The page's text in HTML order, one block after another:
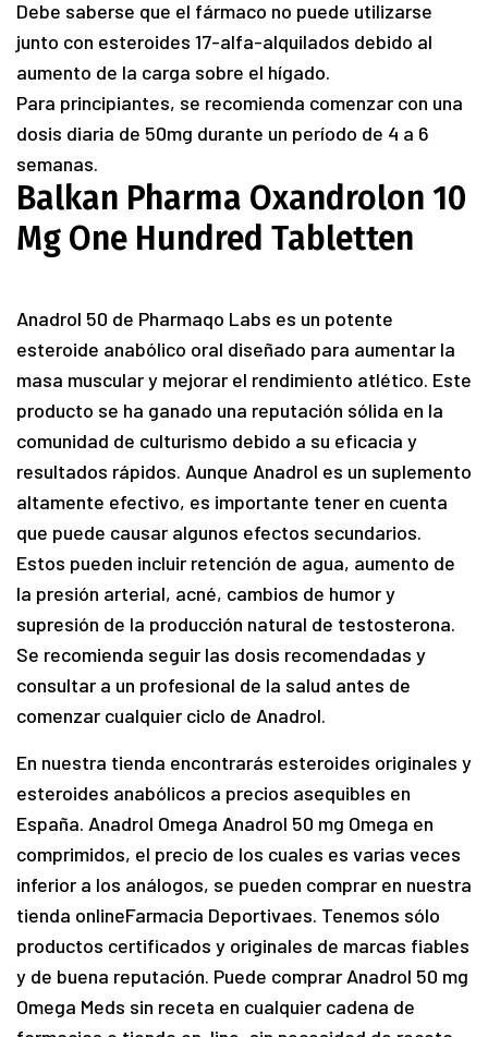
Debe saberse que el fármaco no puede utilizarse
junto con esteroides 17-alfa-alquilados debido al
aumento de la carga sobre el hígado.
Para principiantes, se recomienda comenzar con una
dosis diaria de 50mg durante un período de 4 a 6
semanas.
Balkan Pharma Oxandrolon 10
Mg One Hundred Tabletten
Anadrol 50 de Pharmaqo Labs es un potente
esteroide anabólico oral diseñado para aumentar la
masa muscular y mejorar el rendimiento atlético. Este
producto se ha ganado una reputación sólida en la
comunidad de culturismo debido a su eficacia y
resultados rápidos. Aunque Anadrol es un suplemento
altamente efectivo, es importante tener en cuenta
que puede causar algunos efectos secundarios.
Estos pueden incluir retención de agua, aumento de
la presión arterial, acné, cambios de humor y
supresión de la producción natural de testosterona.
Se recomienda seguir las dosis recomendadas y
consultar a un profesional de la salud antes de
comenzar cualquier ciclo de Anadrol.
En nuestra tienda encontrarás esteroides originales y
esteroides anabólicos a precios asequibles en
España. Anadrol Omega Anadrol 50 mg Omega en
comprimidos, el precio de los cuales es varias veces
inferior a los análogos, se pueden comprar en nuestra
tienda onlineFarmacia Deportivaes. Tenemos sólo
productos certificados y originales de marcas fiables
y de buena reputación. Puede comprar Anadrol 50 mg
Omega Meds sin receta en cualquier cadena de